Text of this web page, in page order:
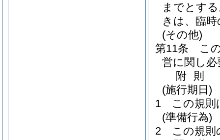
までとす
きは、臨
(その他)
第11条
こ
営に関し
附 則
(施行期日)
1
この規則
(準備行為)
2
この規則